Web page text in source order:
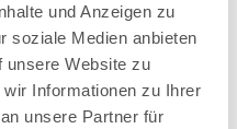
und Anzeigen zu
soziale Medien anbieten
unsere Website zu
Informationen zu Ihrer
unsere Partner für